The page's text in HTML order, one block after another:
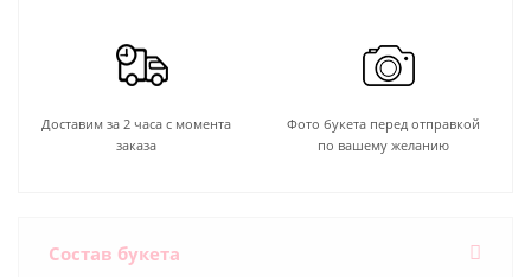
Доставим за 2 часа с момента
заказа
Фото букета перед отправкой
по вашему желанию
Состав букета